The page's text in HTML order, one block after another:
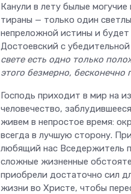
Канули в лету былые
тираны — только один
непреложной истины и
Достоевский с
свете есть одно только
этого безмерно, бесконечно
Господь приходит в мир на
человечество,
живем в непростое время:
всегда в лучшую сторону.
любящий нас Вседержитель
сложные жизненные
приобрели достаточно сил
жизни во Христе, чтобы